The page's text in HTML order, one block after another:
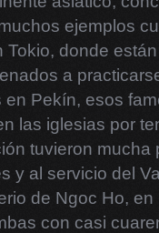
ejemplos
donde
a
Pekín, esos
las iglesias por
tuvieron mucha
y al servicio del
de Ngoc Ho,
con casi